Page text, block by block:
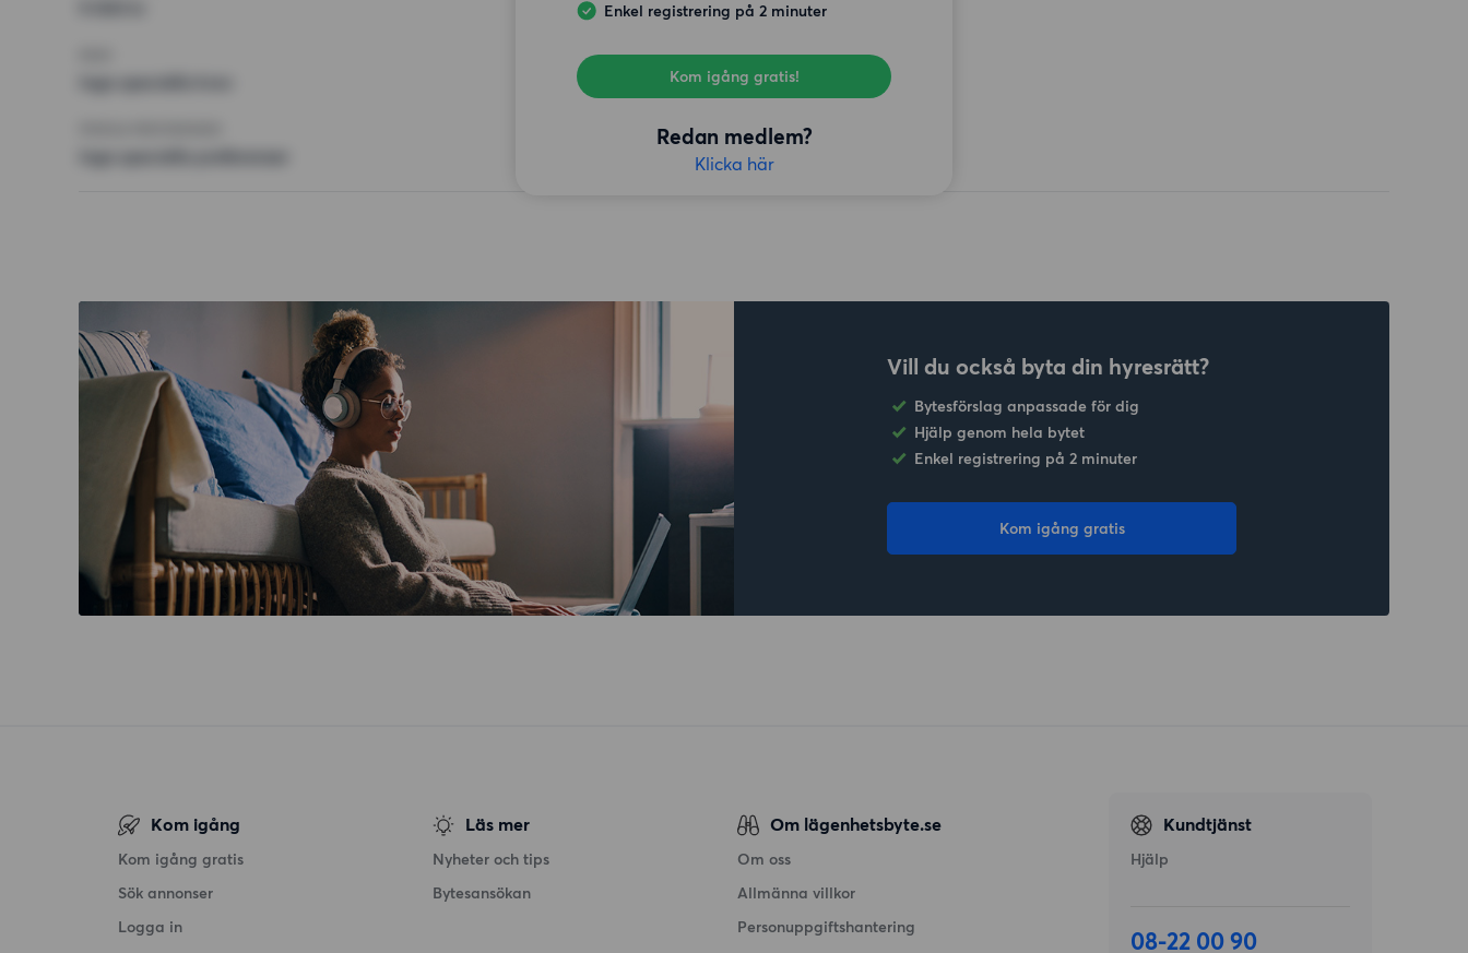
Enkel registrering på 2 minuter
Kom igång gratis!
Redan medlem?
Klicka här
Vill du också byta din hyresrätt?
Bytesförslag anpassade för dig
Hjälp genom hela bytet
Enkel registrering på 2 minuter
Kom igång gratis
Kom igång
Kom igång gratis
Sök annonser
Logga in
Läs mer
Nyheter och tips
Bytesansökan
Om lägenhetsbyte.se
Om oss
Allmänna villkor
Personuppgiftshantering
Kundtjänst
Hjälp
08-22 00 90